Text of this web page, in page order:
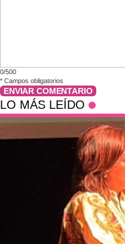
0/500
* Campos obligatorios
ENVIAR COMENTARIO
LO MÁS LEÍDO